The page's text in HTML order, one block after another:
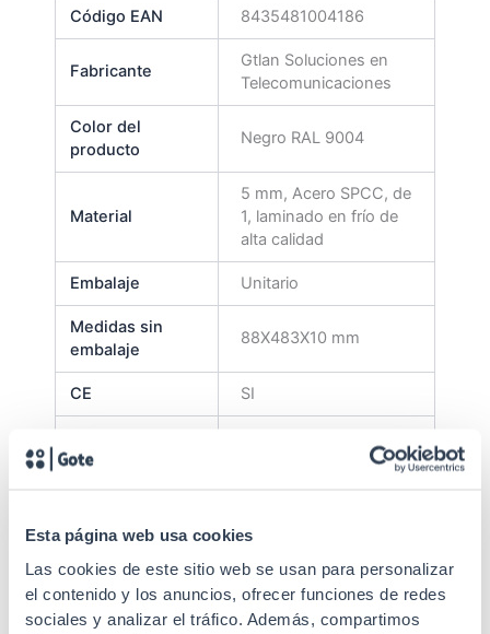
Esta página web usa cookies
Las cookies de este sitio web se usan para personalizar
el contenido y los anuncios, ofrecer funciones de redes
sociales y analizar el tráfico. Además, compartimos
Código EAN 8435481004186
Fabricante
Gtlan Soluciones en
Telecomunicaciones
Color del
producto
Negro RAL 9004
Material
5 mm, Acero SPCC, de
1, laminado en frío de
alta calidad
Embalaje Unitario
Medidas sin
embalaje
88X483X10 mm
CE SI
Estándares
60297-3-100